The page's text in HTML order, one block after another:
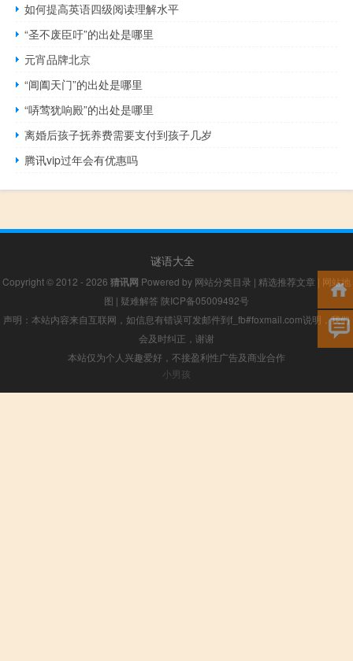
如何提高英语四级阅读理解水平
“圣不废臣吁”的出处是哪里
元宵品牌北京
“阊阖天门”的出处是哪里
“哢莺犹响殿”的出处是哪里
离婚后孩子抚养费需要支付到孩子几岁
腾讯vip过年会有优惠吗
谜语大全
Copyright © 2012 - 2026 猜讯网 Powered by 网站分类目录 | 精选推荐文章 | 网站地
图 | 疑难解答 陕ICP备05009492号
声明：本站内容来自互联网，如信息有错误可发邮件到f_fb#foxmail.com说明，我们
会及时纠正，谢谢
本站仅为个人兴趣爱好，不接盈利性广告及商业合作
小男孩